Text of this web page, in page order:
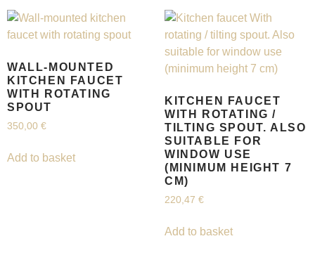
WALL-MOUNTED
KITCHEN FAUCET
WITH ROTATING
SPOUT
350,00 €
Add to basket
KITCHEN FAUCET
WITH ROTATING /
TILTING SPOUT. ALSO
SUITABLE FOR
WINDOW USE
(MINIMUM HEIGHT 7
CM)
220,47 €
Add to basket